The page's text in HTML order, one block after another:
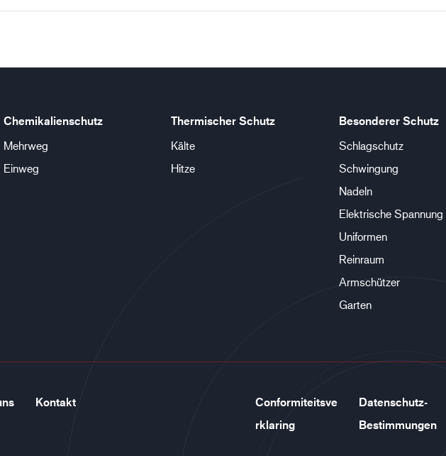
Chemikalienschutz
Mehrweg
Einweg
Thermischer Schutz
Kälte
Hitze
Besonderer Schutz
Schlagschutz
Schwingung
Nadeln
Elektrische Spannung
Uniformen
Reinraum
Armschützer
Garten
Kontakt
Conformiteitsve
rklaring
Datenschutz-
Bestimmungen